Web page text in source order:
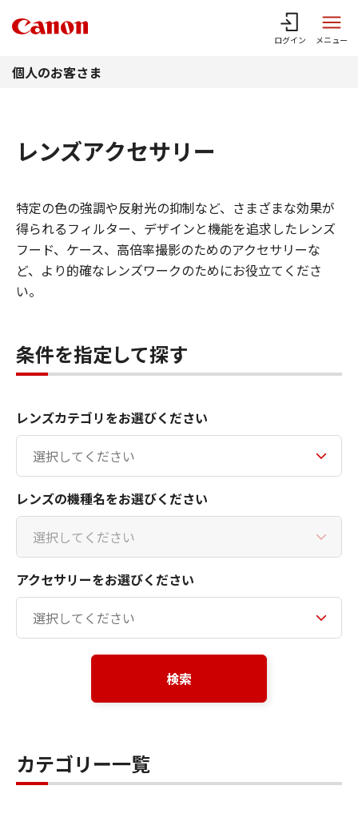
ログイン メニュー
個人のお客さま
レンズアクセサリー
特定の色の強調や反射光の抑制など、さまざまな効果が
得られるフィルター、デザインと機能を追求したレンズ
フード、ケース、高倍率撮影のためのアクセサリーな
ど、より的確なレンズワークのためにお役立てくださ
い。
条件を指定して探す
レンズカテゴリをお選びください
レンズの機種名をお選びください
アクセサリーをお選びください
検索
カテゴリー一覧